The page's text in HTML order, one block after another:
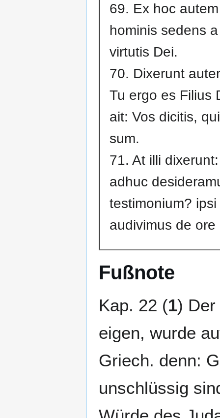
69. Ex hoc
hominis sedens
virtutis Dei.
70. Dixerunt
Tu ergo es Filius
ait: Vos dicitis,
sum.
71. At illi
adhuc
testimonium? ipsi
audivimus de ore
Fußnote
Kap. 22 (1) Der
eigen, wurde
Griech. denn:
unschlüssig